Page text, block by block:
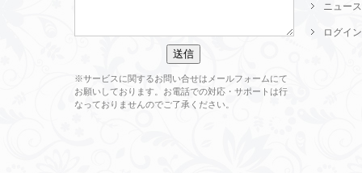
※サービスに関するお問い合せはメールフォームにて
お願いしております。お電話での対応・サポートは行
なっておりませんのでご了承ください。
ニュース
ログイン